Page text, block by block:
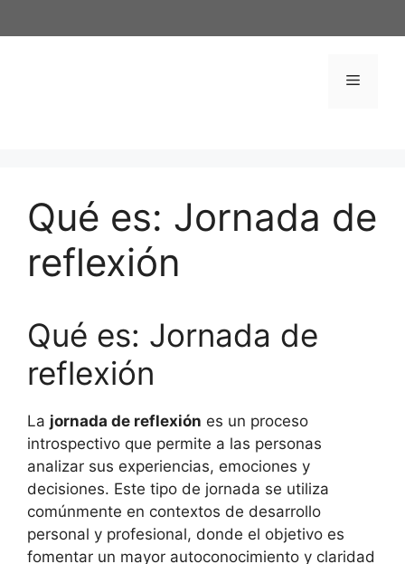
al
Menú
Qué es: Jornada de
reflexión
Qué es: Jornada de
reflexión
La jornada de reflexión es un proceso
introspectivo que permite a las personas
analizar sus experiencias, emociones y
decisiones. Este tipo de jornada se utiliza
comúnmente en contextos de desarrollo
personal y profesional, donde el objetivo es
fomentar un mayor autoconocimiento y claridad